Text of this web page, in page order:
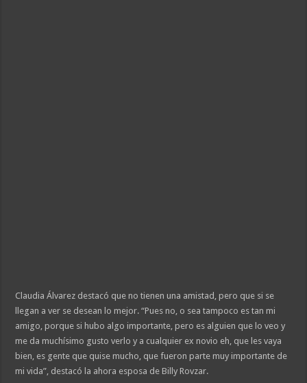
Claudia Álvarez destacó que no tienen una amistad, pero que si se
llegan a ver se desean lo mejor. “Pues no, o sea tampoco es tan mi
amigo, porque si hubo algo importante, pero es alguien que lo veo y
me da muchísimo gusto verlo y a cualquier ex novio eh, que les vaya
bien, es gente que quise mucho, que fueron parte muy importante de
mi vida”, destacó la ahora esposa de Billy Rovzar.